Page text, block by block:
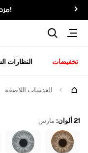
تخفيضات النظارات
العدسات اللاصقة
21 ألوان : مارس